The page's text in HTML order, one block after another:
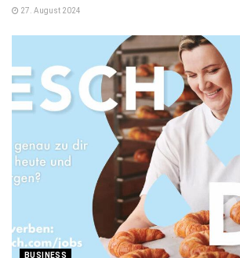
27. August 2024
BUSINESS